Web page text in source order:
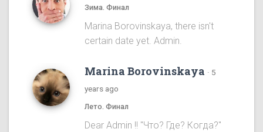
Зима. Финал
Marina Borovinskaya, there isn't
certain date yet. Admin.
Marina Borovinskaya · 5
years ago
Лето. Финал
Dear Admin !! "Что? Где? Когда?"